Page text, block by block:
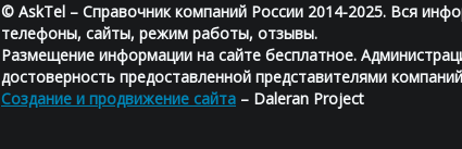
© AskTel – Справочник компаний России 2014-2025. Вся
телефоны, сайты, режим работы, отзывы.
Размещение информации на сайте бесплатное.
достоверность предоставленной представителями
Создание и продвижение сайта – Daleran Project